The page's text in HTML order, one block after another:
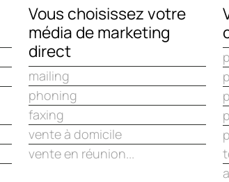
Vous choisissez votre
média de marketing
direct
mailing
phoning
faxing
vente à domicile
vente en réunion...